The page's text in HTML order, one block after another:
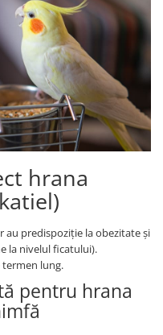
hrana
au predispoziție la obezitate și
la nivelul ficatului).
lung.
pentru hrana